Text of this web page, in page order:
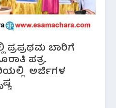
ಪ್ರಪ್ರಥಮ ಬಾರಿಗೆ
ಪತ್ರ.
ಅರ್ಜಿಗಳ